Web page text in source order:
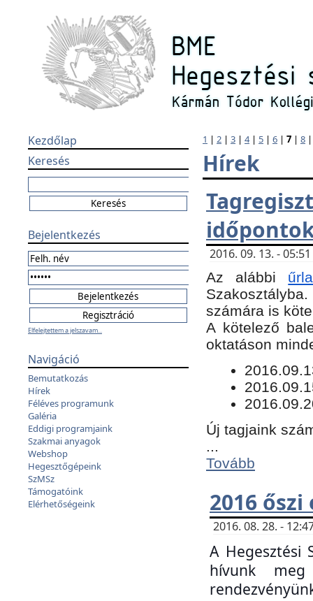
Kezdőlap
Keresés
Bejelentkezés
Elfelejtettem a jelszavam...
Navigáció
Bemutatkozás
Hírek
Féléves programunk
Galéria
Eddigi programjaink
Szakmai anyagok
Webshop
Hegesztőgépeink
SzMSz
Támogatóink
Elérhetőségeink
1 | 2 | 3 | 4| 5 | 6 | 7 | 8
Hírek
2016. 09. 13. -
Az alábbi
számára is
​A kötelező
oktatáson
Új tagjaink
...
Tovább
2016
2016. 08. 28. -
A Hegesztési
hívunk